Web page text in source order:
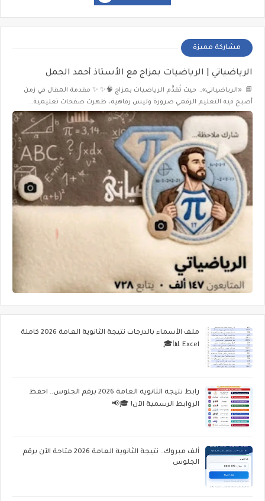
مشاركة مميزة
الرياضياتي | الرياضيات بمزاج مع الأستاذ أحمد الجمل
📘 «الرياضياتي»… حيث تُقدَّم الرياضيات بمزاج 🧠✨ ✨ مقدمة المقال في زمن
أصبح فيه التعليم الرقمي ضرورة وليس رفاهية، ظهرت صفحات تعليمية…
ملف الأسماء بالدرجات نتيجة الثانوية العامة 2026 كاملة
Excel 📊🎓
رابط نتيجة الثانوية العامة 2026 برقم الجلوس.. احفظ
الروابط الرسمية الآن! 🎓📢
ألف مبروك.. نتيجة الثانوية العامة 2026 متاحة الآن برقم
الجلوس